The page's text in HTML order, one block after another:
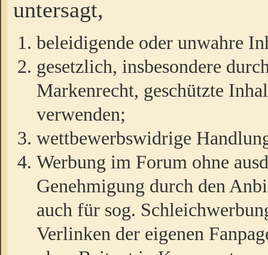
untersagt,
beleidigende oder unwahre
gesetzlich, insbesondere
Markenrecht, geschützte
verwenden;
wettbewerbswidrige
Werbung im Forum ohne
Genehmigung durch den
auch für sog.
Verlinken der eigenen